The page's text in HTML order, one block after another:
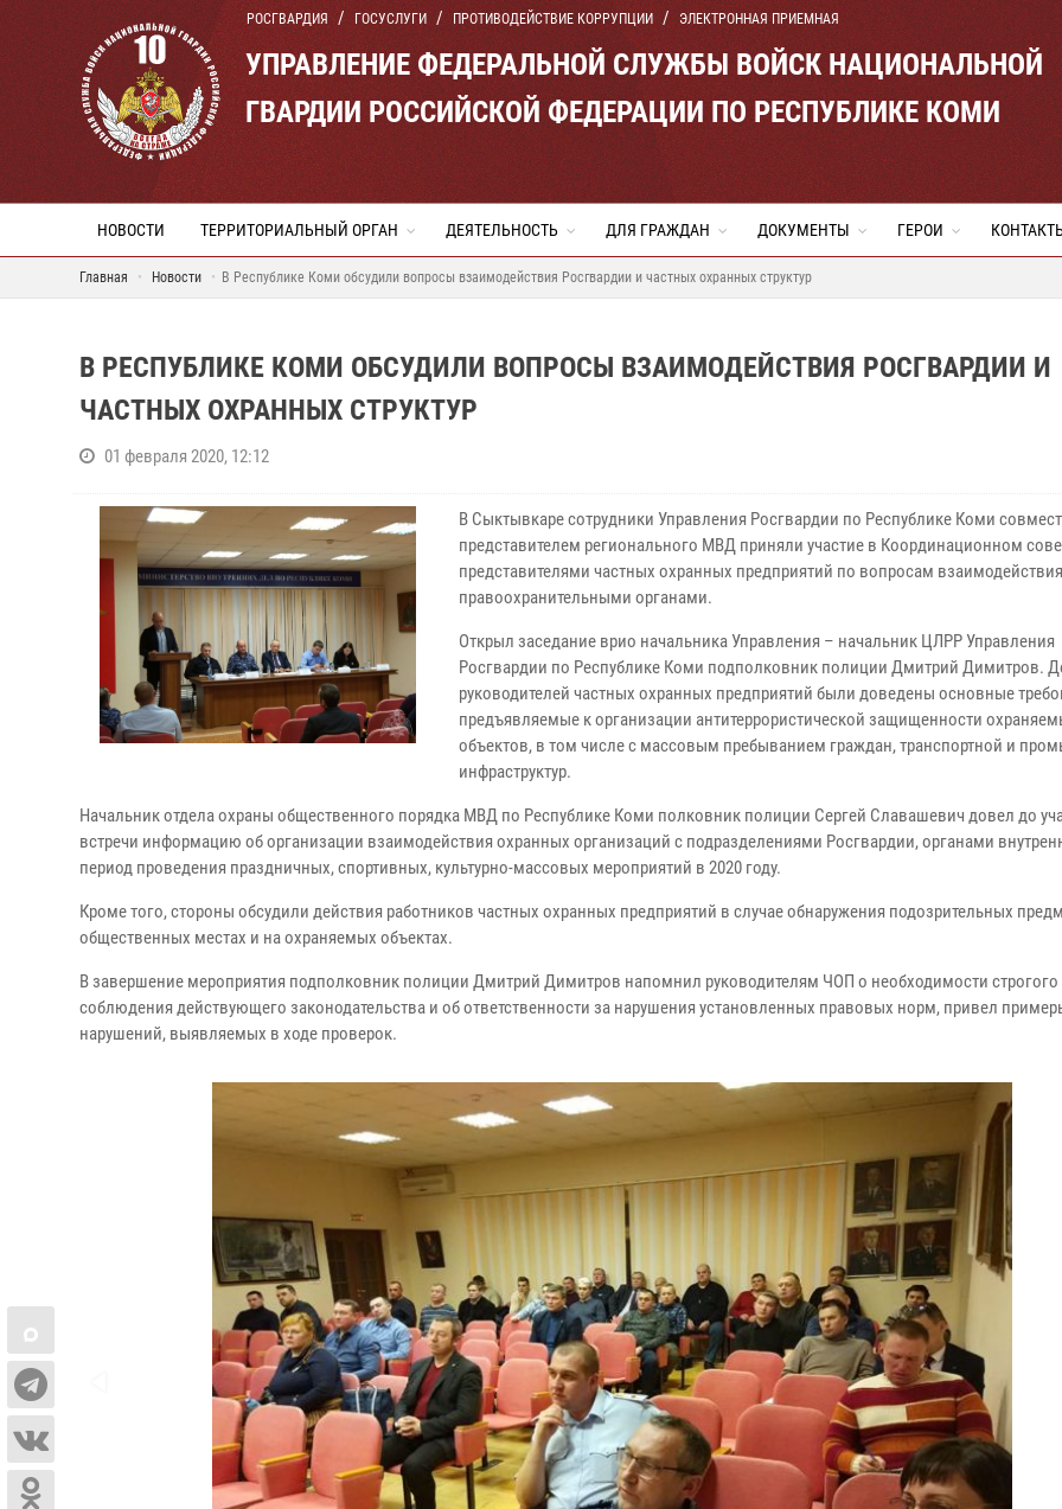
РОСГВАРДИЯ ГОСУСЛУГИ ПРОТИВОДЕЙСТВИЕ КОРРУПЦИИ ЭЛЕКТРОННАЯ ПРИЕМНАЯ
УПРАВЛЕНИЕ ФЕДЕРАЛЬНОЙ СЛУЖБЫ ВОЙСК НАЦИОНАЛЬНОЙ
ГВАРДИИ РОССИЙСКОЙ ФЕДЕРАЦИИ ПО РЕСПУБЛИКЕ КОМИ
НОВОСТИ ТЕРРИТОРИАЛЬНЫЙ ОРГАН ДЕЯТЕЛЬНОСТЬ ДЛЯ ГРАЖДАН ДОКУМЕНТЫ ГЕРОИ
Главная Новости В Республике Коми обсудили вопросы взаимодействия Росгвардии и частных охранных структур
В РЕСПУБЛИКЕ КОМИ ОБСУДИЛИ ВОПРОСЫ ВЗАИМОДЕЙСТВИЯ РОСГВАРДИИ И
ЧАСТНЫХ ОХРАННЫХ СТРУКТУР
01 февраля 2020, 12:12
В Сыктывкаре сотрудники Управления Росгвардии по Республике Коми
представителем регионального МВД приняли участие в Координационном
представителями частных охранных предприятий по вопросам
правоохранительными органами.
Открыл заседание врио начальника Управления – начальник ЦЛРР Управления
Росгвардии по Республике Коми подполковник полиции Дмитрий Димитров.
руководителей частных охранных предприятий были доведены основные
предъявляемые к организации антитеррористической защищенности
объектов, в том числе с массовым пребыванием граждан, транспортной и
инфраструктур.
Начальник отдела охраны общественного порядка МВД по Республике Коми полковник полиции Сергей Славашевич довел до
встречи информацию об организации взаимодействия охранных организаций с подразделениями Росгвардии, органами
период проведения праздничных, спортивных, культурно-массовых мероприятий в 2020 году.
Кроме того, стороны обсудили действия работников частных охранных предприятий в случае обнаружения подозрительных
общественных местах и на охраняемых объектах.
В завершение мероприятия подполковник полиции Дмитрий Димитров напомнил руководителям ЧОП о необходимости строгого
соблюдения действующего законодательства и об ответственности за нарушения установленных правовых норм, привел
нарушений, выявляемых в ходе проверок.